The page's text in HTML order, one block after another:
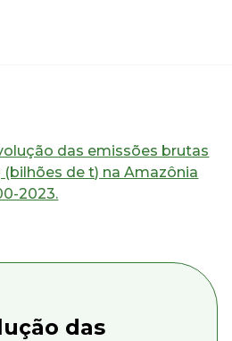
das emissões brutas
(bilhões de t) na Amazônia
2023.
das